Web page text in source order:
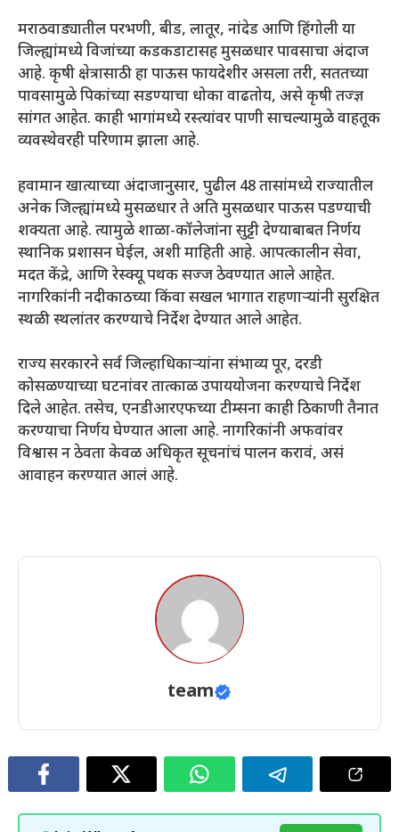
मराठवाड्यातील परभणी, बीड, लातूर, नांदेड आणि हिंगोली या
जिल्ह्यांमध्ये विजांच्या कडकडाटासह मुसळधार पावसाचा अंदाज
आहे. कृषी क्षेत्रासाठी हा पाऊस फायदेशीर असला तरी, सततच्या
पावसामुळे पिकांच्या सडण्याचा धोका वाढतोय, असे कृषी तज्ज्ञ
सांगत आहेत. काही भागांमध्ये रस्त्यांवर पाणी साचल्यामुळे वाहतूक
व्यवस्थेवरही परिणाम झाला आहे.
हवामान खात्याच्या अंदाजानुसार, पुढील 48 तासांमध्ये राज्यातील
अनेक जिल्ह्यांमध्ये मुसळधार ते अति मुसळधार पाऊस पडण्याची
शक्यता आहे. त्यामुळे शाळा-कॉलेजांना सुट्टी देण्याबाबत निर्णय
स्थानिक प्रशासन घेईल, अशी माहिती आहे. आपत्कालीन सेवा,
मदत केंद्रे, आणि रेस्क्यू पथक सज्ज ठेवण्यात आले आहेत.
नागरिकांनी नदीकाठच्या किंवा सखल भागात राहणाऱ्यांनी सुरक्षित
स्थळी स्थलांतर करण्याचे निर्देश देण्यात आले आहेत.
राज्य सरकारने सर्व जिल्हाधिकाऱ्यांना संभाव्य पूर, दरडी
कोसळण्याच्या घटनांवर तात्काळ उपाययोजना करण्याचे निर्देश
दिले आहेत. तसेच, एनडीआरएफच्या टीम्सना काही ठिकाणी तैनात
करण्याचा निर्णय घेण्यात आला आहे. नागरिकांनी अफवांवर
विश्वास न ठेवता केवळ अधिकृत सूचनांचं पालन करावं, असं
आवाहन करण्यात आलं आहे.
team